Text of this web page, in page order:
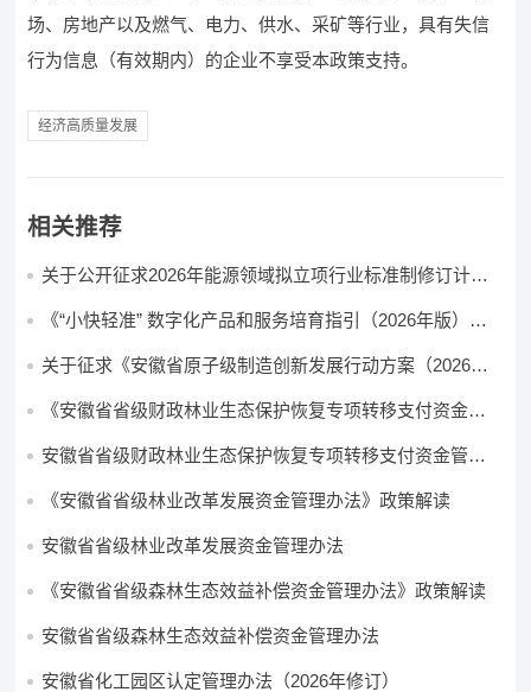
场、房地产以及燃气、电力、供水、采矿等行业，具有失信
行为信息（有效期内）的企业不享受本政策支持。
经济高质量发展
相关推荐
关于公开征求2026年能源领域拟立项行业标准制修订计划
《“小快轻准” 数字化产品和服务培育指引（2026年版）》
关于征求《安徽省原子级制造创新发展行动方案（2026—
《安徽省省级财政林业生态保护恢复专项转移支付资金管
安徽省省级财政林业生态保护恢复专项转移支付资金管理
《安徽省省级林业改革发展资金管理办法》政策解读
安徽省省级林业改革发展资金管理办法
《安徽省省级森林生态效益补偿资金管理办法》政策解读
安徽省省级森林生态效益补偿资金管理办法
安徽省化工园区认定管理办法（2026年修订）